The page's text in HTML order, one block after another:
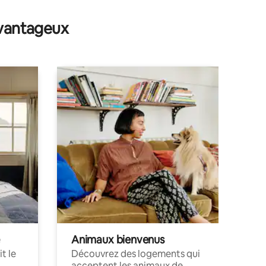
le
Animaux bienvenus
Découvrez des logements qui